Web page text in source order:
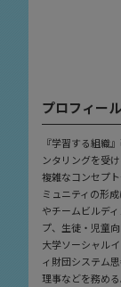
プロフィール
『学習する組織
ンタリングを受
複雑なコンセプ
ミュニティの形
やチームビルデ
プ、生徒・児童
大学ソーシャル
ィ財団システム
理事などを務め